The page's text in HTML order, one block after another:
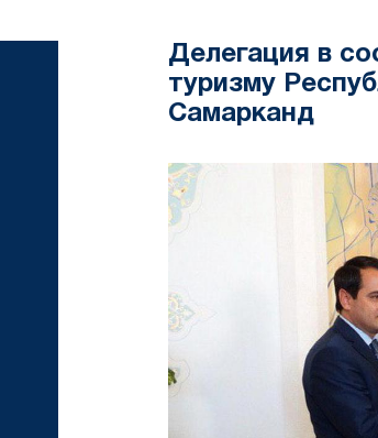
Делегация в
туризму
Самарканд